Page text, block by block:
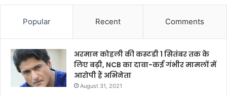
Popular Recent Comments
अरमान कोहली की कस्टडी 1 सितंबर तक के
लिए बढ़ी, NCB का दावा-कई गंभीर मामलों में
आरोपी हैं अभिनेता
August 31, 2021